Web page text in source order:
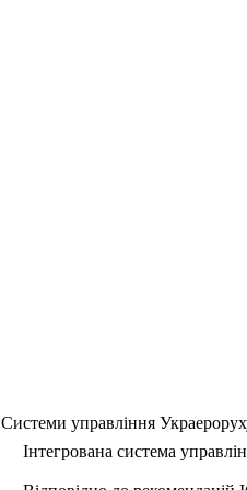
Системи управління
Інтегрована система